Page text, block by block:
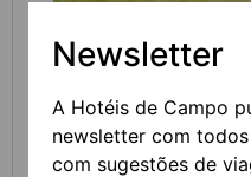
Newsletter
A Hotéis de Campo
newsletter com
com sugestões de